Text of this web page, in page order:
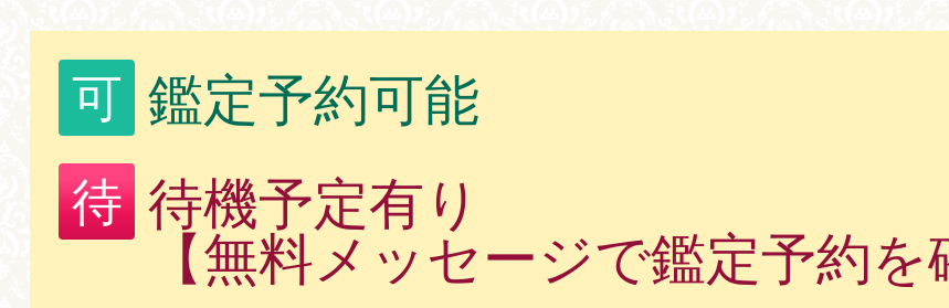
可 鑑定予約可能
待 待機予定有り
【無料メッセージで鑑定予約を